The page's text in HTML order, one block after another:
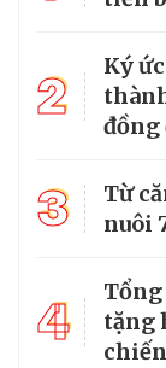
2
Ký
đồng
3
Từ
nuôi
4
tặng